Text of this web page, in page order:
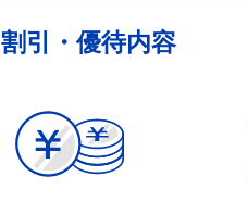
割引・優待内容